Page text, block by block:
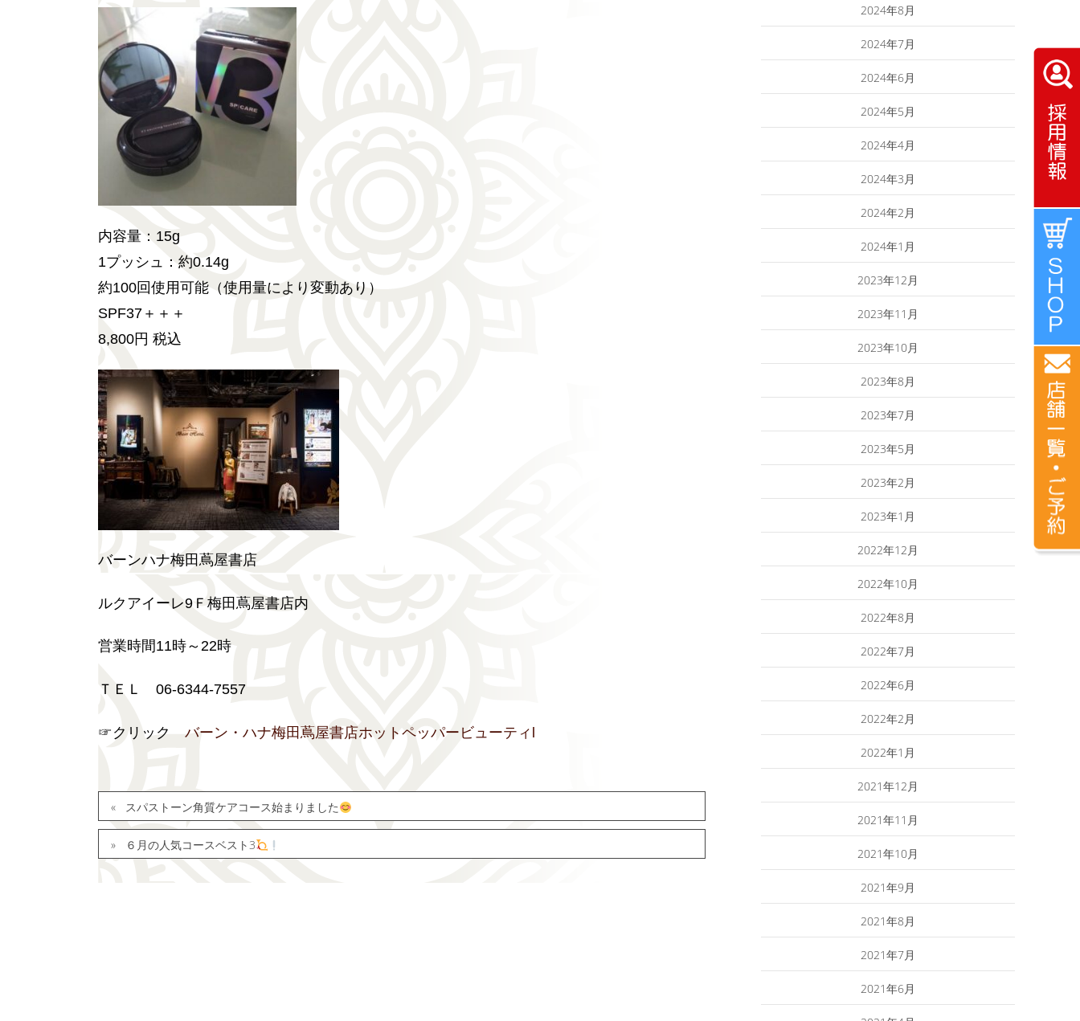
内容量：15g
1プッシュ：約0.14g
約100回使用可能（使用量により変動あり）
SPF37＋＋＋
8,800円 税込
バーンハナ梅田蔦屋書店
ルクアイーレ9Ｆ梅田蔦屋書店内
営業時間11時～22時
ＴＥＬ 06-6344-7557
☞クリック バーン・ハナ梅田蔦屋書店ホットペッパービューティl
スパストーン角質ケアコース始まりました
６月の人気コースベスト3
2024年8月
2024年7月
2024年6月
2024年5月
2024年4月
2024年3月
2024年2月
2024年1月
2023年12月
2023年11月
2023年10月
2023年8月
2023年7月
2023年5月
2023年2月
2023年1月
2022年12月
2022年10月
2022年8月
2022年7月
2022年6月
2022年2月
2022年1月
2021年12月
2021年11月
2021年10月
2021年9月
2021年8月
2021年7月
2021年6月